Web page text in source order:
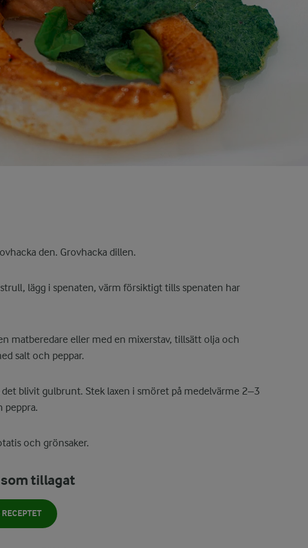
den. Grovhacka dillen.
lägg i spenaten, värm försiktigt tills spenaten har
matberedare eller med en mixerstav, tillsätt olja och
salt och peppar.
blivit gulbrunt. Stek laxen i smöret på medelvärme 2–3
peppra.
och grönsaker.
tillagat